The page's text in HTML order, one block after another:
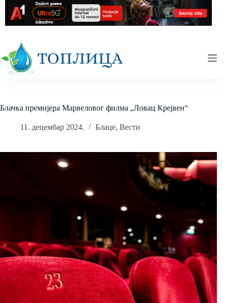
content
Блачка премијера Марвеловог филма „Ловац Крејвен“
11. децембар 2024. Блаце, Вести